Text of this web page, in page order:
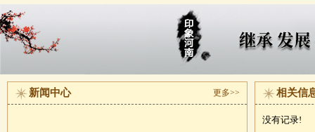
更多>>
新闻中心 相关信
没有记录!